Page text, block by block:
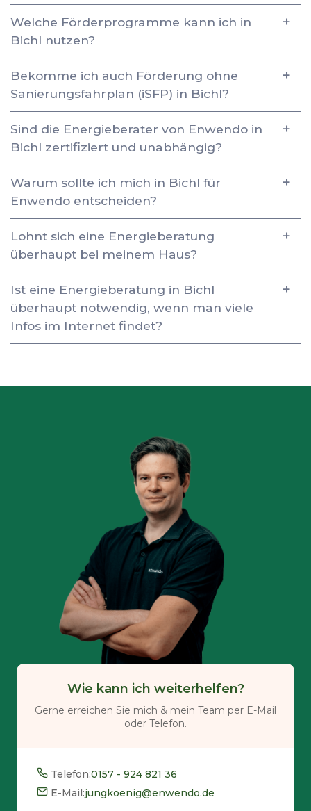
Welche Förderprogramme kann ich in
Bichl nutzen?
Bekomme ich auch Förderung ohne
Sanierungsfahrplan (iSFP) in Bichl?
Sind die Energieberater von Enwendo in
Bichl zertifiziert und unabhängig?
Warum sollte ich mich in Bichl für
Enwendo entscheiden?
Lohnt sich eine Energieberatung
überhaupt bei meinem Haus?
Ist eine Energieberatung in Bichl
überhaupt notwendig, wenn man viele
Infos im Internet findet?
Wie kann ich weiterhelfen?
Gerne erreichen Sie mich & mein Team per E-Mail
oder Telefon.
Telefon:0157 - 924 821 36
E-Mail:jungkoenig@enwendo.de